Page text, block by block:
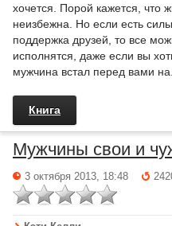
хочется. Порой кажется, что
неизбежна. Но если есть
поддержка друзей, то все
исполнятся, даже если вы
мужчина встал перед вами
Книга
Мужчины свои и
3 октября 2013, 18:48